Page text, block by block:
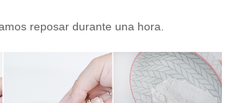
reposar durante una hora.